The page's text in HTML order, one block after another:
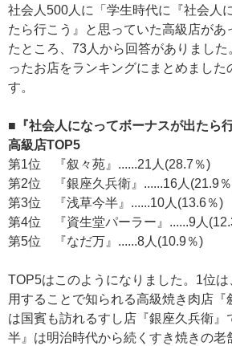
社会人500人に「学生時代に『社会人
たら行こう』と思っていた高級店があ
たところ、73人から回答がありまし
ったお店をランキングにまとめました
す。
■『社会人になってボーナスが出たら
高級店TOP5
第1位 『叙々苑』......21人(28.7％)
第2位 『銀座久兵衛』......16人(21.9
第3位 『浅草今半』......10人(13.6％)
第4位 『資生堂パーラー』......9人
第5位 『なだ万』......8人(10.9％)
TOP5はこのようになりました。1位は
用することで知られる高級焼き肉店『
は国賓も訪れるすし店『銀座久兵衛』
半』は明治時代から続くすき焼きの老